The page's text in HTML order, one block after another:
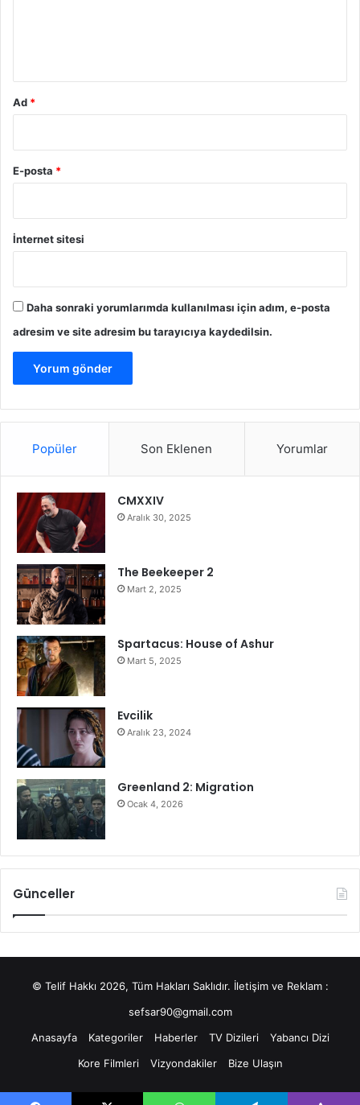
Ad *
E-posta *
İnternet sitesi
Daha sonraki yorumlarımda kullanılması için adım, e-posta
adresim ve site adresim bu tarayıcıya kaydedilsin.
Popüler Son Eklenen Yorumlar
CMXXIV
Aralık 30, 2025
The Beekeeper 2
Mart 2, 2025
Spartacus: House of Ashur
Mart 5, 2025
Evcilik
Aralık 23, 2024
Greenland 2: Migration
Ocak 4, 2026
Günceller
© Telif Hakkı 2026, Tüm Hakları Saklıdır. İletişim ve Reklam :
sefsar90@gmail.com
Anasayfa
Kategoriler Haberler TV Dizileri
Yabancı Dizi
Kore Filmleri
Vizyondakiler Bize Ulaşın